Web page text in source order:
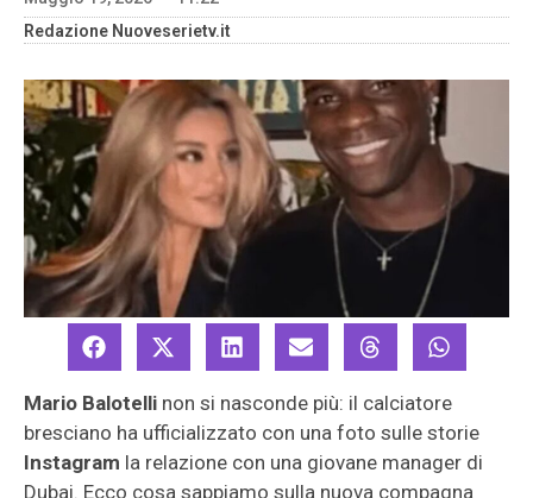
Redazione Nuoveserietv.it
Mario Balotelli non si nasconde più: il calciatore
bresciano ha ufficializzato con una foto sulle storie
Instagram la relazione con una giovane manager di
Dubai. Ecco cosa sappiamo sulla nuova compagna